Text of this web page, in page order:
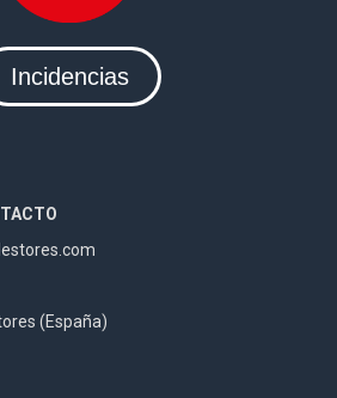
Incidencias
(España)